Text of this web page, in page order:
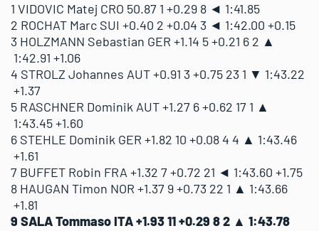
1 VIDOVIC Matej CRO 50.87 1 +0.29 8 ◄ 1:41.85
2 ROCHAT Marc SUI +0.40 2 +0.04 3 ◄ 1:42.00 +0.15
3 HOLZMANN Sebastian GER +1.14 5+0.21 6 2 ▲
1:42.91 +1.06
4 STROLZ Johannes AUT+0.91 3 +0.75 23 1 ▼ 1:43.22
+1.37
5 RASCHNER Dominik AUT+1.27 6+0.62 17 1 ▲
1:43.45+1.60
6 STEHLE Dominik GER +1.82 10 +0.084 4 ▲ 1:43.46
+1.61
7 BUFFET Robin FRA +1.32 7+0.72 21 ◄ 1:43.60 +1.75
8 HAUGAN Timon NOR +1.37 9+0.73 22 1 ▲ 1:43.66
+1.81
9 SALA TommasoITA+1.9311+0.29 82 ▲ 1:43.78
11 15 MAURBERGER Simon ITA +1.35 8 +0.94
12 22 RAZZOLI Giuliano ITA +2.08 14 +0.43
13 17 KOLEGA Elias
14 10 HETTEGGER Thomas AUT +1.99 13 +0.57
15 39 DVORNIK Aljaz SLO +2.20 18